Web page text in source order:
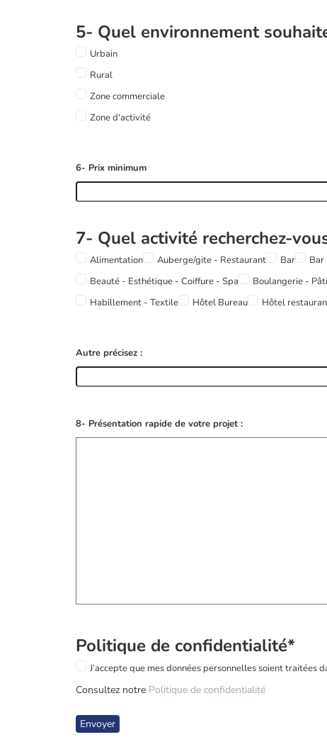
5- Quel environnement
Urbain
Rural
Zone commerciale
Zone d'activité
6- Prix minimum
7- Quel activité recherchez-
Alimentation Auberge/gite - Restaurant Bar Bar
Beauté - Esthétique - Coiffure - Spa
Boulangerie -
Habillement - Textile
Hôtel Bureau Hôtel
Autre précisez :
8- Présentation rapide de votre projet :
Politique de confidentialité*
J’accepte que mes données personnelles soient traitées
Consultez notre Politique de confidentialité